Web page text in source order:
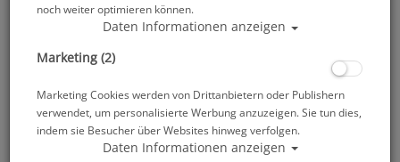
– 120,99 € gespart · 18,61 %
Lieferbar in 1–3 Werktagen
noch weiter optimieren können.
Daten Informationen anzeigen
Marketing (2)
Marketing Cookies werden von Drittanbietern oder Publishern
verwendet, um personalisierte Werbung anzuzeigen. Sie tun dies,
indem sie Besucher über Websites hinweg verfolgen.
Daten Informationen anzeigen